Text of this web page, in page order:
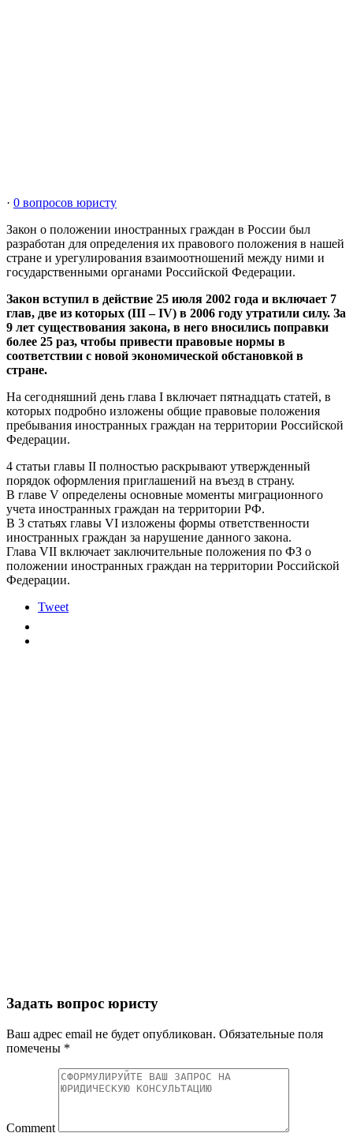
· 0 вопросов юристу
Закон о положении иностранных граждан в России был
разработан для определения их правового положения в нашей
стране и урегулирования взаимоотношений между ними и
государственными органами Российской Федерации.
Закон вступил в действие 25 июля 2002 года и включает 7
глав, две из которых (III – IV) в 2006 году утратили силу. За
9 лет существования закона, в него вносились поправки
более 25 раз, чтобы привести правовые нормы в
соответствии с новой экономической обстановкой в
стране.
На сегодняшний день глава I включает пятнадцать статей, в
которых подробно изложены общие правовые положения
пребывания иностранных граждан на территории Российской
Федерации.
4 статьи главы II полностью раскрывают утвержденный
порядок оформления приглашений на въезд в страну.
В главе V определены основные моменты миграционного
учета иностранных граждан на территории РФ.
В 3 статьях главы VI изложены формы ответственности
иностранных граждан за нарушение данного закона.
Глава VII включает заключительные положения по ФЗ о
положении иностранных граждан на территории Российской
Федерации.
Tweet
Задать вопрос юристу
Ваш адрес email не будет опубликован. Обязательные поля
помечены *
Comment